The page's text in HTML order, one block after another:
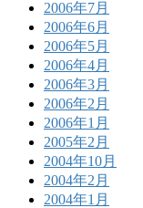
2006年7月
2006年6月
2006年5月
2006年4月
2006年3月
2006年2月
2006年1月
2005年2月
2004年10月
2004年2月
2004年1月